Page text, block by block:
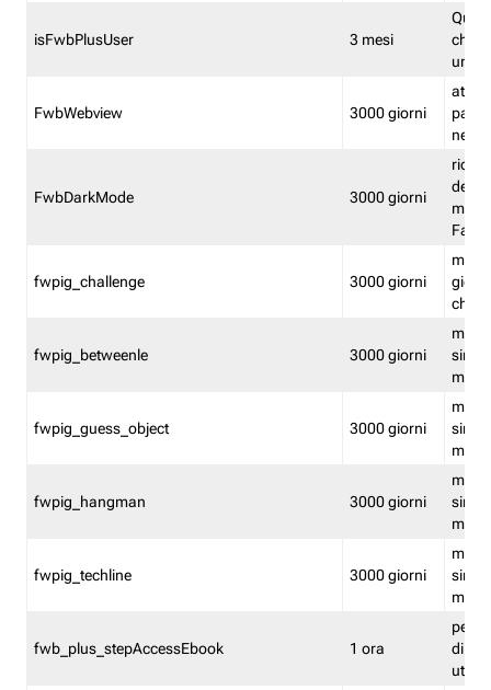
isFwbPlusUser 3 mesi
che
una
FwbWebview 3000 giorni
attiva
FwbDarkMode 3000 giorni
fwpig_challenge 3000 giorni
fwpig_betweenle 3000 giorni
fwpig_guess_object 3000 giorni
fwpig_hangman 3000 giorni
fwpig_techline 3000 giorni
fwb_plus_stepAccessEbook 1 ora
di un